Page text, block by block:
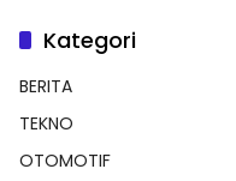
Kategori
BERITA
TEKNO
OTOMOTIF